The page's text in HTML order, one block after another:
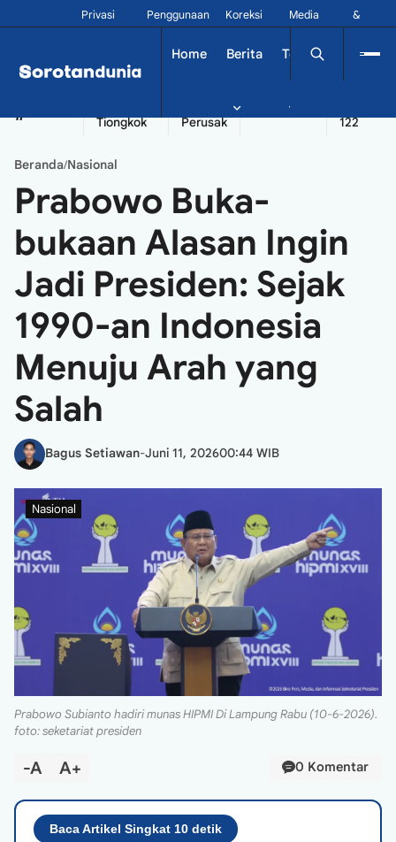
Privasi Penggunaan Koreksi
Media
&
Home Berita Tekno Dinamika
#
Tiongkok
Perusak
Seychelles
122
Beranda/Nasional
Prabowo Buka-
bukaan Alasan Ingin
Jadi Presiden: Sejak
1990-an Indonesia
Menuju Arah yang
Salah
Bagus Setiawan-Juni 11, 202600:44 WIB
Nasional
Prabowo Subianto hadiri munas HIPMI Di Lampung Rabu (10-6-2026).
foto: seketariat presiden
-A A+ 0 Komentar
Baca Artikel Singkat 10 detik